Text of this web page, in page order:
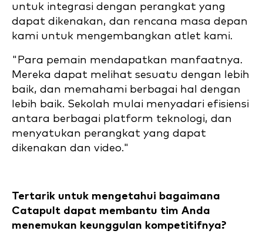
untuk integrasi dengan perangkat yang
dapat dikenakan, dan rencana masa depan
kami untuk mengembangkan atlet kami.
"Para pemain mendapatkan manfaatnya.
Mereka dapat melihat sesuatu dengan lebih
baik, dan memahami berbagai hal dengan
lebih baik. Sekolah mulai menyadari efisiensi
antara berbagai platform teknologi, dan
menyatukan perangkat yang dapat
dikenakan dan video."
Tertarik untuk mengetahui bagaimana
Catapult dapat membantu tim Anda
menemukan keunggulan kompetitifnya?